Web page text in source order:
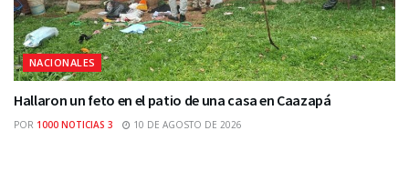
NACIONALES
Hallaron un feto en el patio de una casa en Caazapá
POR 1000 NOTICIAS 3 10 DE AGOSTO DE 2026